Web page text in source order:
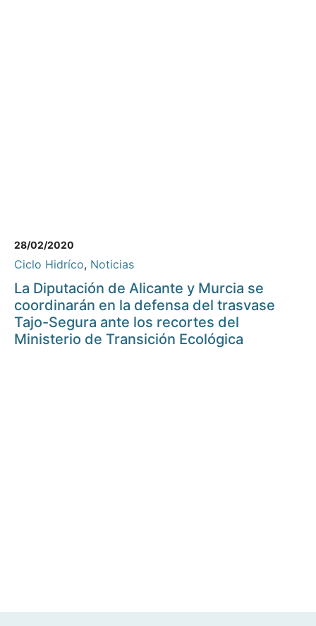
28/02/2020
Ciclo Hidríco, Noticias
La Diputación de Alicante y Murcia se
coordinarán en la defensa del trasvase
Tajo-Segura ante los recortes del
Ministerio de Transición Ecológica